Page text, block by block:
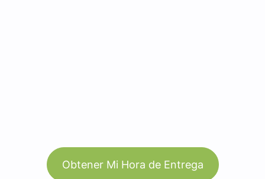
Obtener Mi Hora de Entrega